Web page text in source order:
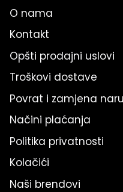
O nama
Kontakt
Opšti prodajni uslovi
Troškovi dostave
Povrat i zamjena
Načini plaćanja
Politika privatnosti
Kolačići
Naši brendovi